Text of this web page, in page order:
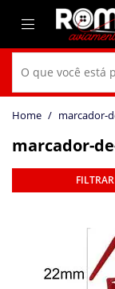
marcador-
marcador-